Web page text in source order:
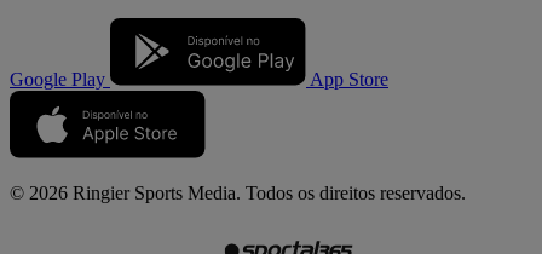
Google Play App Store
© 2026 Ringier Sports Media. Todos os direitos reservados.